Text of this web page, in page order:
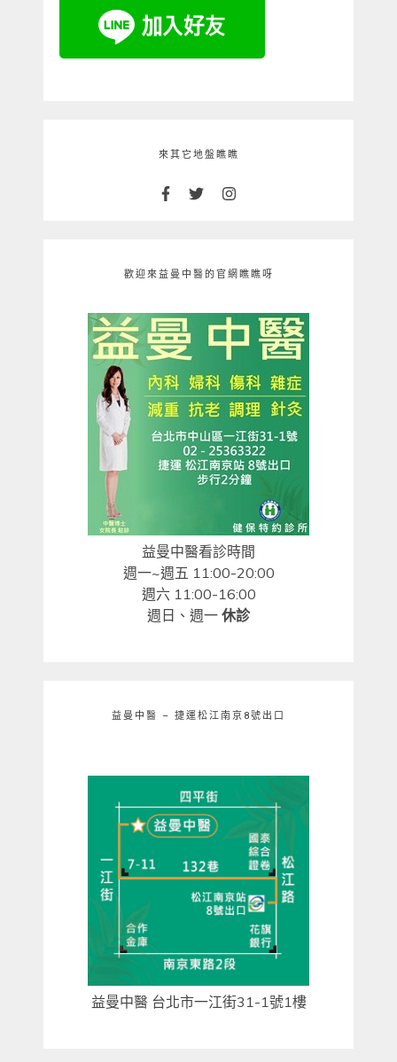
來其它地盤瞧瞧
歡迎來益曼中醫的官網瞧瞧呀
益曼中醫看診時間
週一~週五 11:00-20:00
週六 11:00-16:00
週日、週一 休診
益曼中醫 – 捷運松江南京8號出口
益曼中醫 台北市一江街31-1號1樓